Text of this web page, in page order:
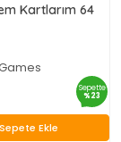
Kartlarım 64
Sepette
%23
TL
Ekle
Sepete Ekle